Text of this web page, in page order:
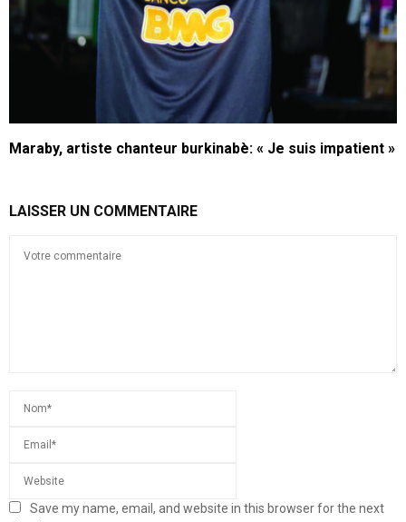
Maraby, artiste chanteur burkinabè: « Je suis impatient »
LAISSER UN COMMENTAIRE
Save my name, email, and website in this browser for the next